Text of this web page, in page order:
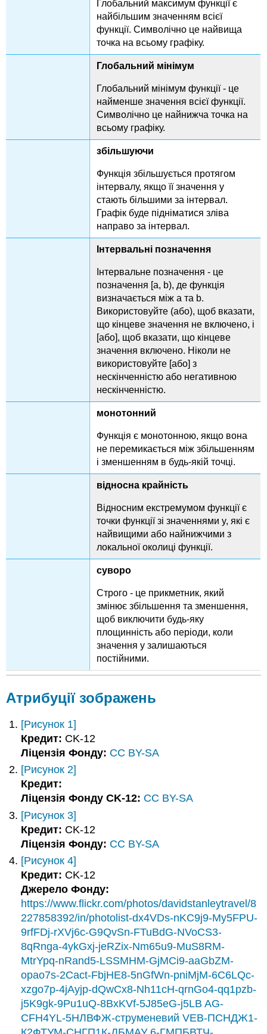
Глобальний максимум функції є
найбільшим значенням всієї
функції. Символічно це найвища
точка на всьому графіку.
Глобальний мінімум
Глобальний мінімум функції - це
найменше значення всієї функції.
Символічно це найнижча точка на
всьому графіку.
збільшуючи
Функція збільшується протягом
інтервалу, якщо її значення y
стають більшими за інтервал.
Графік буде підніматися зліва
направо за інтервал.
Інтервальні позначення
Інтервальне позначення - це
позначення [a, b), де функція
визначається між a та b.
Використовуйте (або), щоб вказати,
що кінцеве значення не включено, і
[або], щоб вказати, що кінцеве
значення включено. Ніколи не
використовуйте [або] з
нескінченністю або негативною
нескінченністю.
монотонний
Функція є монотонною, якщо вона
не перемикається між збільшенням
і зменшенням в будь-якій точці.
відносна крайність
Відносним екстремумом функції є
точки функції зі значеннями y, які є
найвищими або найнижчими з
локальної околиці функції.
суворо
Строго - це прикметник, який
змінює збільшення та зменшення,
щоб виключити будь-яку
площинність або періоди, коли
значення y залишаються
постійними.
Атрибуції зображень
[Рисунок 1]
Кредит: CK-12
Ліцензія Фонду: CC BY-SA
[Рисунок 2]
Кредит:
Ліцензія Фонду CK-12: CC BY-SA
[Рисунок 3]
Кредит: CK-12
Ліцензія Фонду: CC BY-SA
[Рисунок 4]
Кредит: CK-12
Джерело Фонду:
https://www.flickr.com/photos/davidstanleytravel/8
227858392/in/photolist-dx4VDs-nKC9j9-My5FPU-
9rfFDj-rXVj6c-G9QvSn-FTuBdG-NVoCS3-
8qRnga-4ykGxj-jeRZix-Nm65u9-MuS8RM-
MtrYpq-nRand5-LSSMHM-GjMCi9-aaGbZM-
opao7s-2Cact-FbjHE8-5nGfWn-pniMjM-6C6LQc-
xzgo7p-4jAyjp-dQwCx8-Nh11cH-qrnGo4-qq1pzb-
j5K9gk-9Pu1uQ-8BxKVf-5J85eG-j5LB AG-
CFH4YL-5НЛВФЖ-струменевий VEB-ПСНДЖ1-